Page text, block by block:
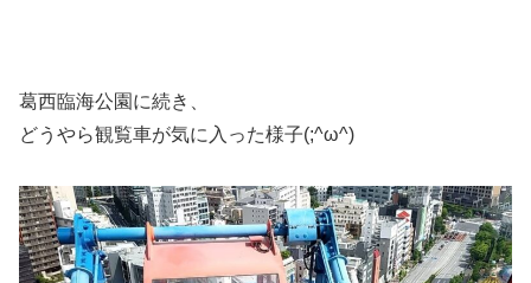
葛西臨海公園に続き、
どうやら観覧車が気に入った様子(;^ω^)